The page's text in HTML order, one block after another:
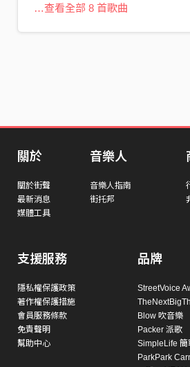
…查看全部 8 首歌曲
關於
關於街聲
最新消息
媒體工具
音樂人
音樂人指南
街托邦
支援服務
隱私權保護政策
著作權保護措施
會員服務條款
免責聲明
幫助中心
品牌
StreetVoice
Blow 吹音樂
Packer 派歌
SimpleLife 簡
ParkPark